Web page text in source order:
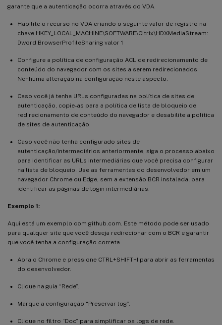
garante que a autenticação ocorra através do VDA.
Habilite o recurso no VDA criando o seguinte valor de registro na
chave HKEY_LOCAL_MACHINE\SOFTWARE\Citrix\HDXMediaStream:
Dword BrowserProfileSharing valor 1
Configure a política de configuração ACL de redirecionamento de
conteúdo do navegador com os sites a serem redirecionados.
Nenhuma alteração na configuração neste aspecto.
Caso você já tenha URLs configuradas na política de sites de
autenticação, copie-as para a política de lista de bloqueio de
redirecionamento de conteúdo do navegador e desabilite a política
de sites de autenticação.
Caso você não tenha configurado sites de
autenticação/intermediários anteriormente, siga o processo abaixo
para identificar as URLs intermediárias que você precisa configurar
na lista de bloqueio. Use as ferramentas do desenvolvedor em um
navegador Chrome ou Edge, sem a extensão BCR instalada, para
identificar as páginas de login intermediárias.
Exemplo 1:
Aqui está um exemplo com github.com. Este método pode ser usado
para qualquer site que você deseja redirecionar com o BCR e garantir
que você tenha a configuração correta.
Abra o Chrome e pressione CTRL+SHIFT+I para abrir as ferramentas
do desenvolvedor.
Clique na guia “Rede”.
Marque a configuração “Preservar log”.
Clique no filtro “Doc” para simplificar os logs de rede.